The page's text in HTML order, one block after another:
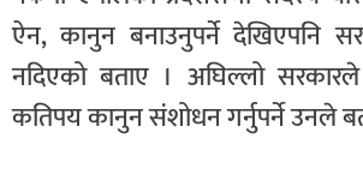
ऐन, कानुन बनाउनुपर्ने देखिएपनि
नदिएको बताए । अघिल्लो सरकारले
कतिपय कानुन संशोधन गर्नुपर्ने उनले